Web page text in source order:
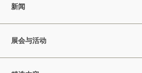
新闻
展会与活动